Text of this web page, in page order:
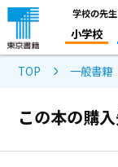
学校の先
小学校
TOP 一般書籍
この本の購